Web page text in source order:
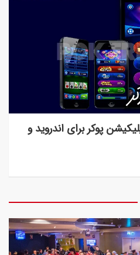
پوکر برای اندروید و